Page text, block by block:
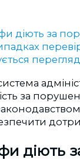
діють за
за
діють